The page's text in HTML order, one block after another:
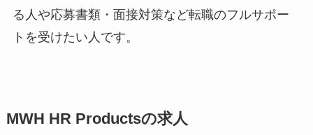
る人や応募書類・面接対策など転職のフルサポー
トを受けたい人です。
MWH HR Productsの求人